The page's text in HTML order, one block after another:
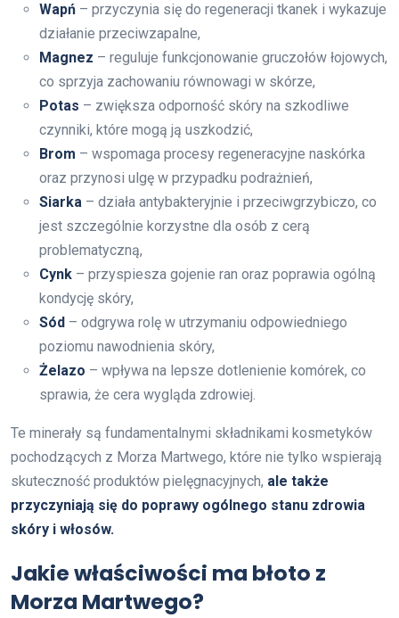
Wapń – przyczynia się do regeneracji tkanek i wykazuje
działanie przeciwzapalne,
Magnez – reguluje funkcjonowanie gruczołów łojowych,
co sprzyja zachowaniu równowagi w skórze,
Potas – zwiększa odporność skóry na szkodliwe
czynniki, które mogą ją uszkodzić,
Brom – wspomaga procesy regeneracyjne naskórka
oraz przynosi ulgę w przypadku podrażnień,
Siarka – działa antybakteryjnie i przeciwgrzybiczo, co
jest szczególnie korzystne dla osób z cerą
problematyczną,
Cynk – przyspiesza gojenie ran oraz poprawia ogólną
kondycję skóry,
Sód – odgrywa rolę w utrzymaniu odpowiedniego
poziomu nawodnienia skóry,
Żelazo – wpływa na lepsze dotlenienie komórek, co
sprawia, że cera wygląda zdrowiej.
Te minerały są fundamentalnymi składnikami kosmetyków
pochodzących z Morza Martwego, które nie tylko wspierają
skuteczność produktów pielęgnacyjnych, ale także
przyczyniają się do poprawy ogólnego stanu zdrowia
skóry i włosów.
Jakie właściwości ma błoto z
Morza Martwego?